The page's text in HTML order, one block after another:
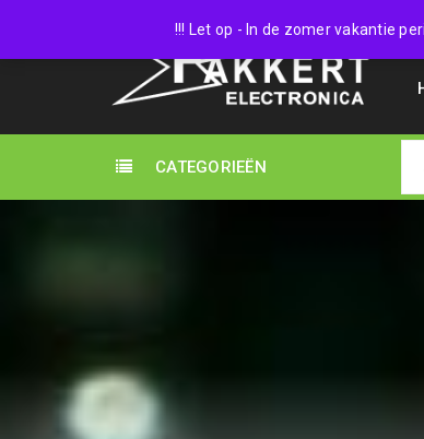
!!! Let op - In de zomer vakantie
CATEGORIEËN